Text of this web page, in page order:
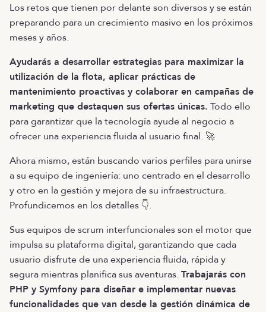
Los retos que tienen por delante son diversos y se están
preparando para un crecimiento masivo en los próximos
meses y años.
Ayudarás a desarrollar estrategias para maximizar la
utilización de la flota, aplicar prácticas de
mantenimiento proactivas y colaborar en campañas de
marketing que destaquen sus ofertas únicas. Todo ello
para garantizar que la tecnología ayude al negocio a
ofrecer una experiencia fluida al usuario final. 🚀
Ahora mismo, están buscando varios perfiles para unirse
a su equipo de ingeniería: uno centrado en el desarrollo
y otro en la gestión y mejora de su infraestructura.
Profundicemos en los detalles 👇.
Sus equipos de scrum interfuncionales son el motor que
impulsa su plataforma digital, garantizando que cada
usuario disfrute de una experiencia fluida, rápida y
segura mientras planifica sus aventuras. Trabajarás con
PHP y Symfony para diseñar e implementar nuevas
funcionalidades que van desde la gestión dinámica de